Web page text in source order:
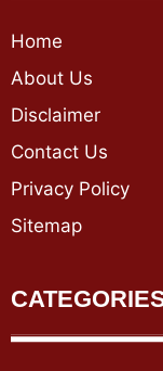
Home
About Us
Disclaimer
Contact Us
Privacy Policy
Sitemap